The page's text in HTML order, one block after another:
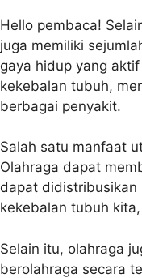
Hello pembaca!
juga memiliki
gaya hidup yang
kekebalan tubuh,
berbagai penyakit.
Salah satu manfaat
Olahraga dapat
dapat didistribusikan
kekebalan tubuh
Selain itu, olahraga
berolahraga secara